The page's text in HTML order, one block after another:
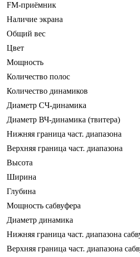
FM-приёмник
Наличие экрана
Общий вес
Цвет
Мощность
Количество полос
Количество динамиков
Диаметр СЧ-динамика
Диаметр ВЧ-динамика (твитера)
Нижняя граница част. диапазона
Верхняя граница част. диапазона
Высота
Ширина
Глубина
Мощность сабвуфера
Диаметр динамика
Нижняя граница част. диапазона
Верхняя граница част. диапазона